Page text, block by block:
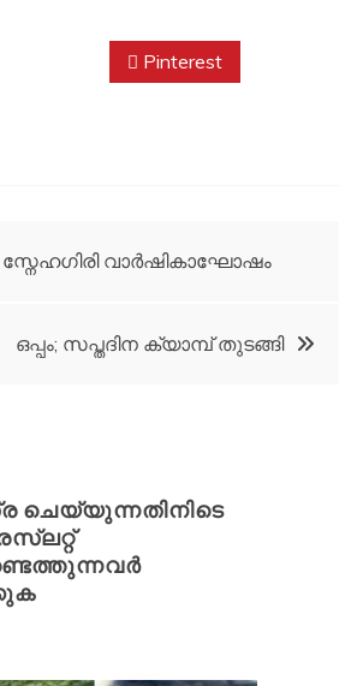
Pinterest
വാർഷികാഘോഷം
ഒപ്പം; സപ്തദിന ക്യാമ്പ് തുടങ്ങി
ചെയ്യുന്നതിനിടെ